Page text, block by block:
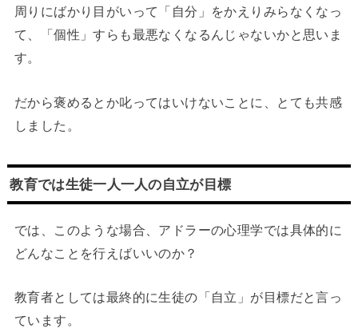
周りにばかり目がいって「自分」をかえりみらなくなっ
て、「個性」すらも最悪なくなるんじゃないかと思いま
す。
だから褒めるとか叱ってはいけないことに、とても共感
しました。
教育では生徒一人一人の自立が目標
では、このような場合、アドラーの心理学では具体的に
どんなことを行えばいいのか？
教育者としては最終的に生徒の「自立」が目標だと言っ
ています。